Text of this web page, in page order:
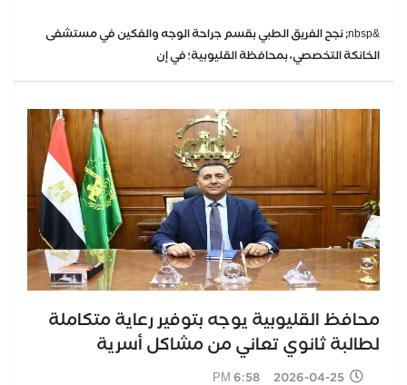
&nbsp; نجح الفريق الطبي بقسم جراحة الوجه والفكين في مستشفى
الخانكة التخصصي، بمحافظة القليوبية؛ في إن
محافظ القليوبية يوجه بتوفير رعاية متكاملة
لطالبة ثانوي تعاني من مشاكل أسرية
2026-04-25 6:58 PM